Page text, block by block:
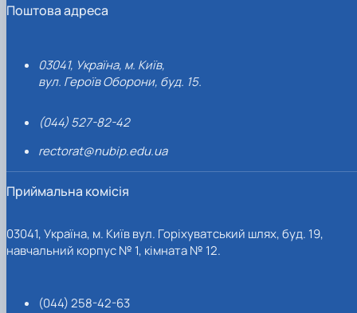
Поштова адреса
03041, Україна, м. Київ,
вул. Героїв Оборони, буд. 15.
(044) 527-82-42
rectorat@nubip.edu.ua
Приймальна комісія
03041, Україна, м. Київ вул. Горіхуватський шлях, буд. 19,
навчальний корпус № 1, кімната № 12.
(044) 258-42-63